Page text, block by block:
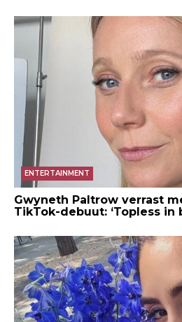
ENTERTAINMENT
Gwyneth Paltrow verrast
TikTok-debuut: ‘Topless in